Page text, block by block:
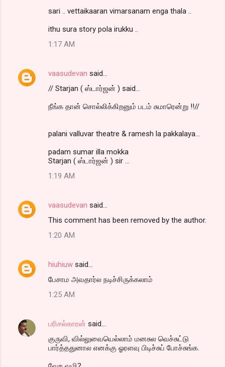
sari .. vettaikaaran vimarsanam enga thala ..
ithu sura story pola irukku ..
1:17 AM
vaasudevan said…
// Starjan ( ஸ்டார்ஜன் ) said...
நீங்க தான் சொல்லிக்கிறனும் படம் சுமாரென்று !!//
palani valluvar theatre & ramesh la pakkalaya...
padam sumar illa mokka
Starjan ( ஸ்டார்ஜன் ) sir ...
1:19 AM
vaasudevan said…
This comment has been removed by the author.
1:20 AM
hiuhiuw said…
பேசாம அவதார்ல நடிச்சிருக்கலாம்
1:25 AM
பரிசல்காரன் said…
குருவி, வில்லுவையெல்லாம் மனசுல வெச்சுட்டு
பார்த்ததுனால எனக்கு ஓரளவு பிடிச்சுப் போச்சுங்க.